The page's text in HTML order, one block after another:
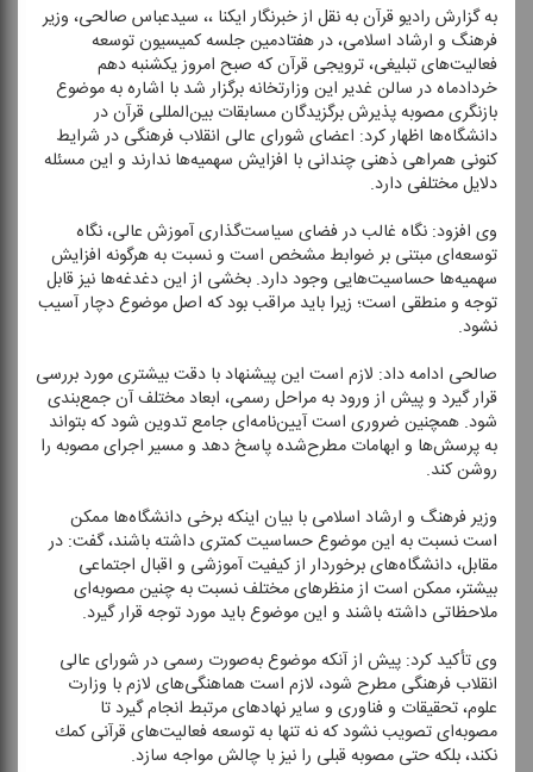
به گزارش رادیو قرآن به نقل از خبرنگار ایكنا ،، سیدعباس صالحی، وزیر
فرهنگ و ارشاد اسلامی، در هفتادمین جلسه كمیسیون توسعه
فعالیت‌های تبلیغی، ترویجی قرآن كه صبح امروز یكشنبه دهم
خردادماه در سالن غدیر این وزارتخانه برگزار شد با اشاره به موضوع
بازنگری مصوبه پذیرش برگزیدگان مسابقات بین‌المللی قرآن در
دانشگاه‌ها اظهار كرد: اعضای شورای عالی انقلاب فرهنگی در شرایط
كنونی همراهی ذهنی چندانی با افزایش سهمیه‌ها ندارند و این مسئله
دلایل مختلفی دارد.
وی افزود: نگاه غالب در فضای سیاست‌گذاری آموزش عالی، نگاه
توسعه‌ای مبتنی بر ضوابط مشخص است و نسبت به هرگونه افزایش
سهمیه‌ها حساسیت‌هایی وجود دارد. بخشی از این دغدغه‌ها نیز قابل
توجه و منطقی است؛ زیرا باید مراقب بود كه اصل موضوع دچار آسیب
نشود.
صالحی ادامه داد: لازم است این پیشنهاد با دقت بیشتری مورد بررسی
قرار گیرد و پیش از ورود به مراحل رسمی، ابعاد مختلف آن جمع‌بندی
شود. همچنین ضروری است آیین‌نامه‌ای جامع تدوین شود كه بتواند
به پرسش‌ها و ابهامات مطرح‌شده پاسخ دهد و مسیر اجرای مصوبه را
روشن كند.
وزیر فرهنگ و ارشاد اسلامی با بیان اینكه برخی دانشگاه‌ها ممكن
است نسبت به این موضوع حساسیت كمتری داشته باشند، گفت: در
مقابل، دانشگاه‌های برخوردار از كیفیت آموزشی و اقبال اجتماعی
بیشتر، ممكن است از منظر‌های مختلف نسبت به چنین مصوبه‌ای
ملاحظاتی داشته باشند و این موضوع باید مورد توجه قرار گیرد.
وی تأكید كرد: پیش از آنكه موضوع به‌صورت رسمی در شورای عالی
انقلاب فرهنگی مطرح شود، لازم است هماهنگی‌های لازم با وزارت
علوم، تحقیقات و فناوری و سایر نهاد‌های مرتبط انجام گیرد تا
مصوبه‌ای تصویب نشود كه نه تنها به توسعه فعالیت‌های قرآنی كمك
نكند، بلكه حتی مصوبه قبلی را نیز با چالش مواجه سازد.